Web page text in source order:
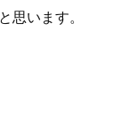
思います。